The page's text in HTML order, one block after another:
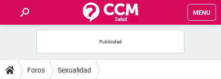
MENU
FOROS
Foros Sexualidad